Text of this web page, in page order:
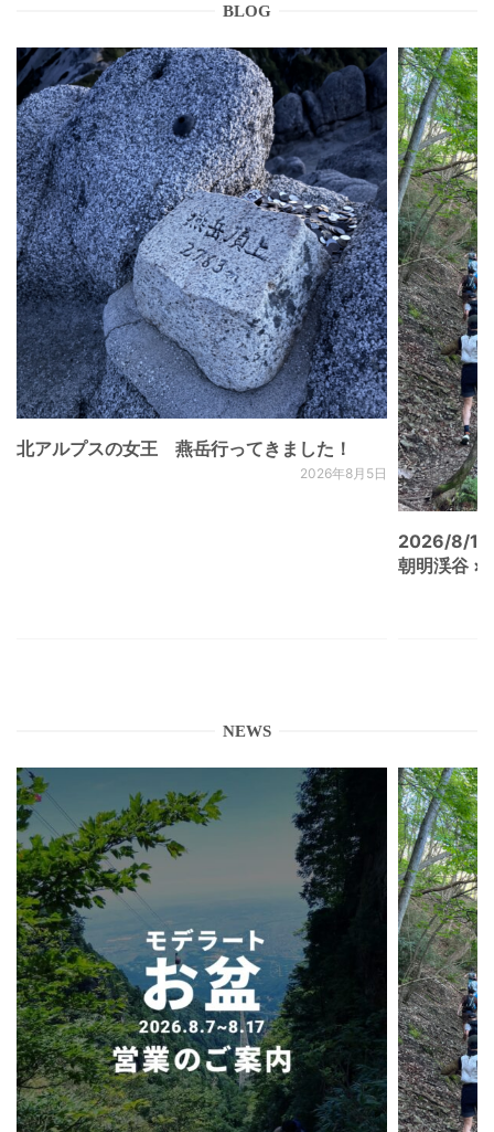
BLOG
北アルプスの女王 燕岳行ってきました！
2026年8月5日
2026/8/
朝明渓谷 ×
NEWS